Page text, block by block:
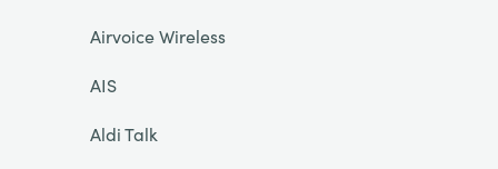
Airvoice Wireless
AIS
Aldi Talk